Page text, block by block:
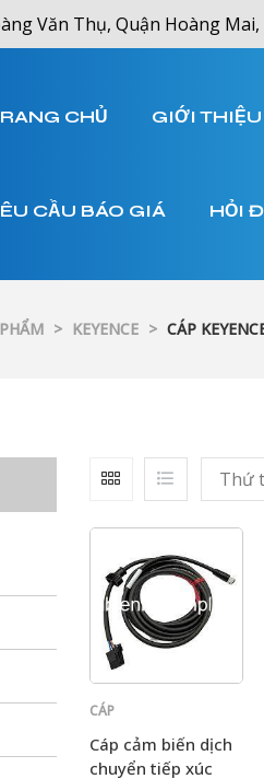
Văn Thụ, Quận Hoàng
CHỦ GIỚI THIỆU
CẦU BÁO GIÁ HỎI
> KEYENCE > CÁP
Thứ
CÁP
Cáp cảm biến dịch
chuyển tiếp xúc